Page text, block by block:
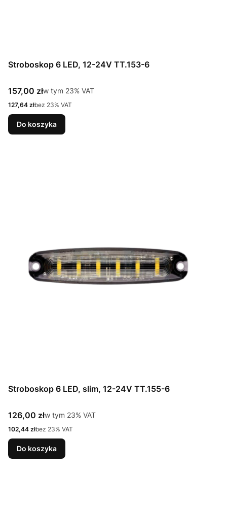
Stroboskop 6 LED, 12-24V TT.153-6
Cena brutto
157,00 złw tym %s VAT
w tym 23% VAT
Cena netto
127,64 złbez 23% VAT
Do koszyka
Stroboskop 6 LED, slim, 12-24V TT.155-6
Cena brutto
126,00 złw tym %s VAT
w tym 23% VAT
Cena netto
102,44 złbez 23% VAT
Do koszyka